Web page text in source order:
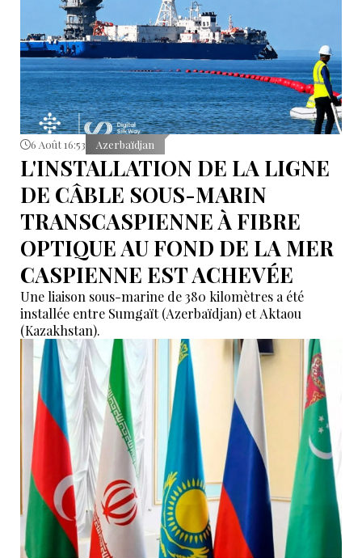
6 Août 16:53 Azerbaïdjan
L'INSTALLATION DE LA LIGNE
DE CÂBLE SOUS-MARIN
TRANSCASPIENNE À FIBRE
OPTIQUE AU FOND DE LA MER
CASPIENNE EST ACHEVÉE
Une liaison sous-marine de 380 kilomètres a été
installée entre Sumgaït (Azerbaïdjan) et Aktaou
(Kazakhstan).